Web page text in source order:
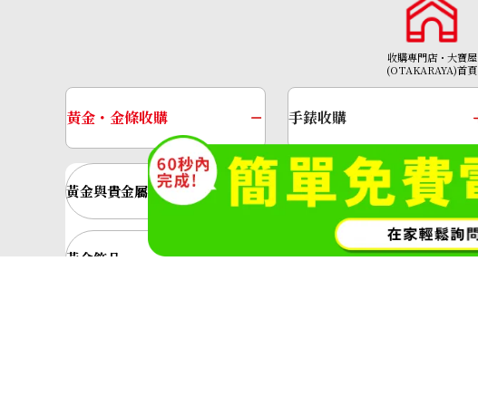
收購專門店・大寶屋
(OTAKARAYA)首頁
黃金・金條收購
黃金與貴金屬 金的錠
黃金飾品 黃金戒指
手錶收購